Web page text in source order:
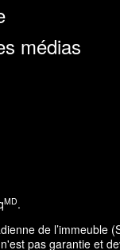
médias
MD.
de l’immeuble
pas garantie et